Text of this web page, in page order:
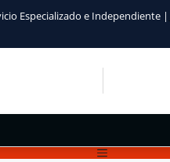
Especializado e Independiente |